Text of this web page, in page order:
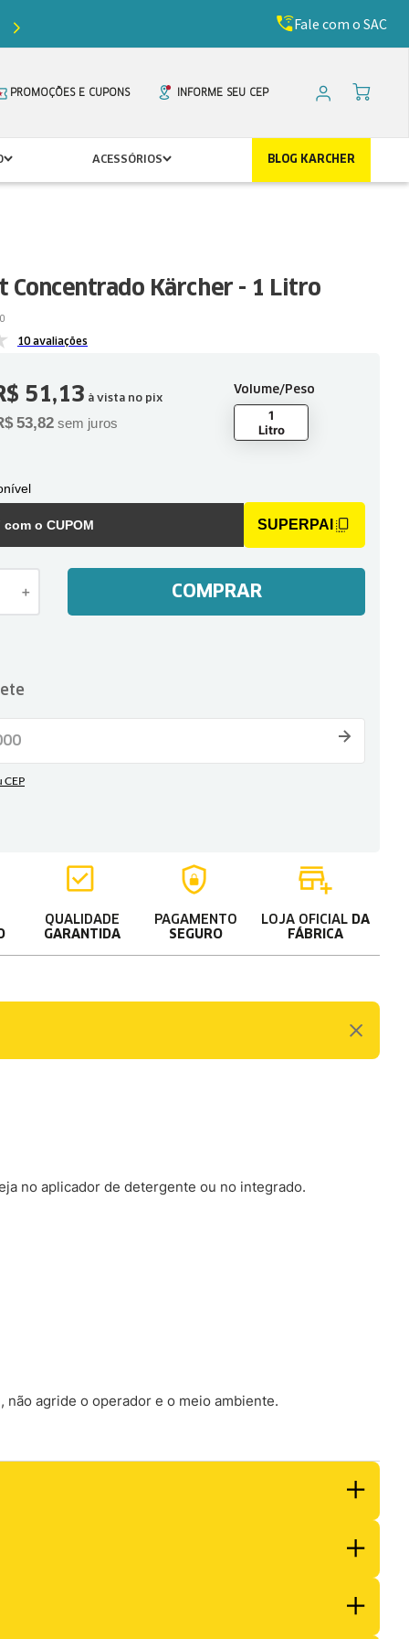
de desconto com o cupomFale com o SAC
PROMOÇÕES E CUPONS INFORME SEU CEP
ACESSÓRIOS BLOG KARCHER
Concentrado Kärcher - 1 Litro
10 avaliações
51,13 à vista no pix
53,82 sem juros
Volume/Peso
1
Litro
com o CUPOM SUPERPAI
＋ COMPRAR
QUALIDADE
GARANTIDA
PAGAMENTO
SEGURO
LOJA OFICIAL DA
FÁBRICA
no aplicador de detergente ou no integrado.
agride o operador e o meio ambiente.